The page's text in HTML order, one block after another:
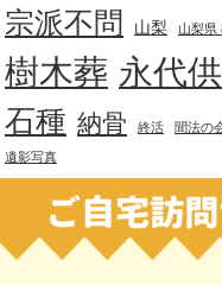
宗派不問 山梨 山梨県
樹木葬 永代
石種 納骨 終活 聞法の
遺影写真